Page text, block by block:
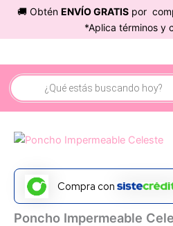
contenido
🚚 Obtén ENVÍO GRATIS por
*Aplica términos y
Búsqueda
de
productos
Compra con
Poncho Impermeable